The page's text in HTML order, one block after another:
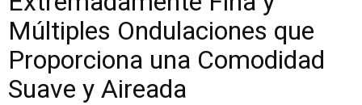
Múltiples Ondulaciones que
Proporciona una Comodidad
Suave y Aireada